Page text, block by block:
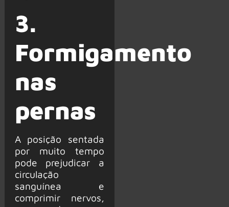
3.
Formigamento
nas
pernas
A posição sentada
por muito tempo
pode prejudicar a
circulação
sanguínea e
comprimir nervos,